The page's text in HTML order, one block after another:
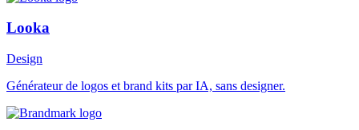
Looka
Design
Générateur de logos et brand kits par IA, sans designer.